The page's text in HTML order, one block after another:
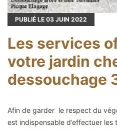
PUBLIÉ LE 03 JUIN 2022
Les services
votre jardin
dessouchage
Afin de garder le respect du
est indispensable d’effectuer